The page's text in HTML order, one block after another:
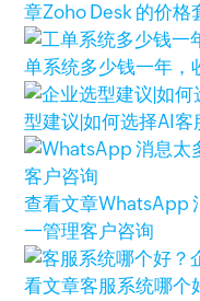
章Zoho Desk 的价格
单系统多少钱一年，
型建议|如何选择AI客
查看文章WhatsApp
一管理客户咨询
看文章客服系统哪个